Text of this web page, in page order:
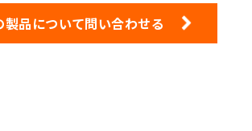
製品について問い合わせる